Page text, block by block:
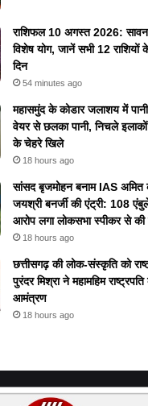
राशिफल 10 अगस्त 2026: सावन
विशेष योग, जानें सभी 12
दिन
54 minutes ago
महासमुंद के कोडार जलाशय में
वेयर से छलका पानी, निचले इलाकों
के चेहरे खिले
18 hours ago
सांसद बृजमोहन बनाम IAS अमित
जयश्री बनर्जी की एंट्री: 108
आरोप लगा लोकसभा स्पीकर से की
18 hours ago
छत्तीसगढ़ की लोक-संस्कृति को
पुरंदर मिश्रा ने महामहिम
आमंत्रण
18 hours ago